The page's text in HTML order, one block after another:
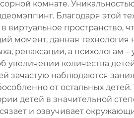
комнате.
Благодаря этой
пространство,
момент, данная
релаксации, а психологам –
увеличении количества
зачастую наблюдаются
от остальных
детей в значительной
и озвучивает